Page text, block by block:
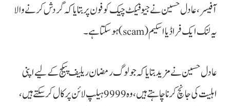
آفیسر، عادل حسین نےجیو فیکٹ چیک کو فون پر بتایا کہ گردش کرنے والا
یہ لنک ایک فراڈ یا اسکیم(scam) ہو سکتا ہے۔
عادل حسین نے مزید بتایا کہ جو لوگ رمضان ریلیف پیکج کے لیے اپنی
اہلیت کی جانچ کرنا چاہتے ہیں، وہ 9999 ہیلپ لائن پر کال کر سکتے ہیں،